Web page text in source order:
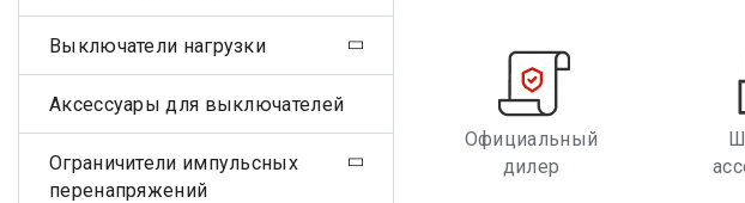
Официальный
дилер
Выключатели нагрузки
Аксессуары для выключателей
Ограничители импульсных
перенапряжений